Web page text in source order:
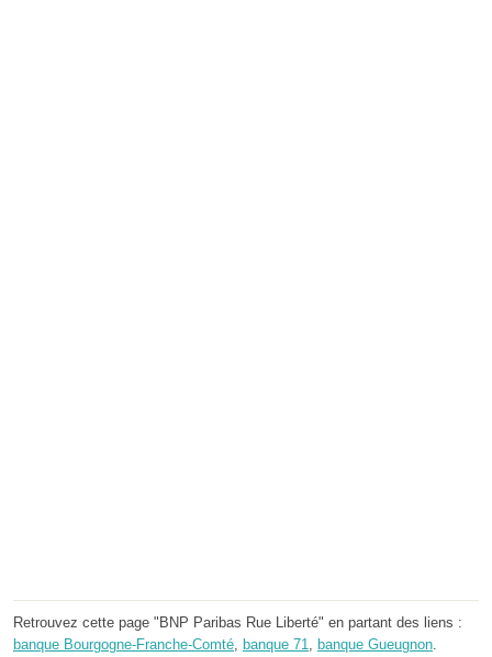
Retrouvez cette page "BNP Paribas Rue Liberté" en partant des liens :
banque Bourgogne-Franche-Comté, banque 71, banque Gueugnon.